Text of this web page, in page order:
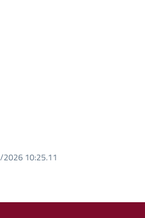
10:25.11